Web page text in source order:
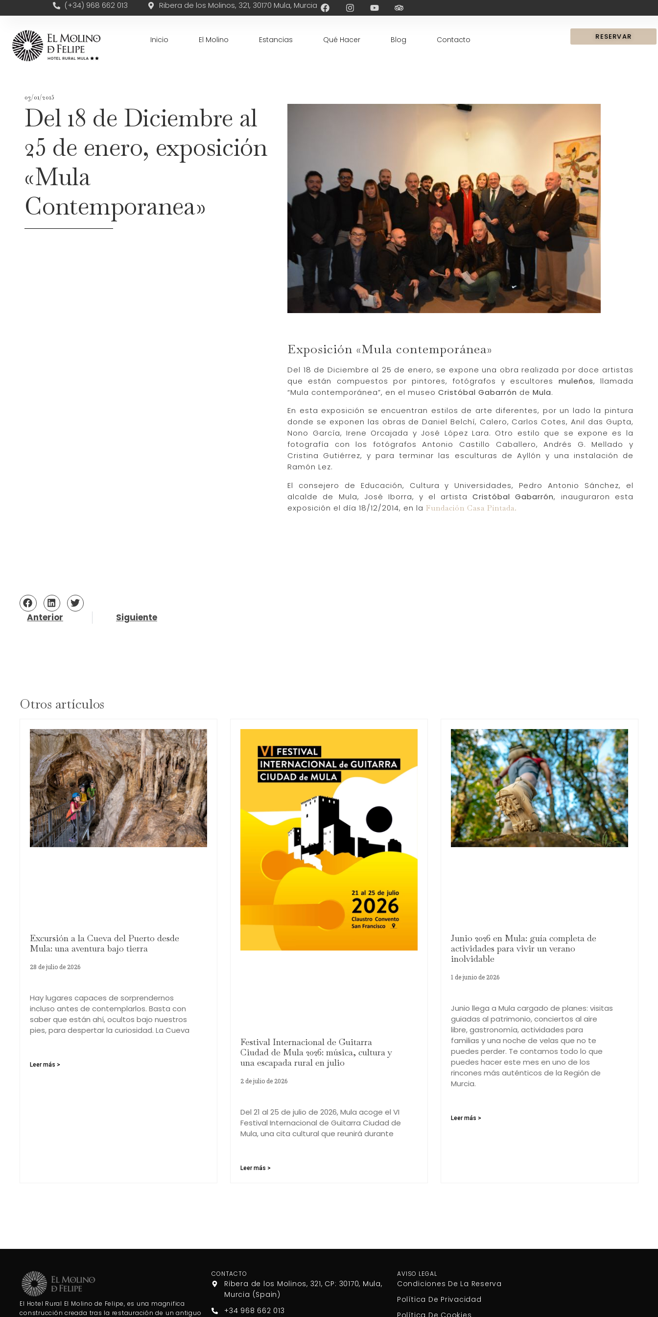
(+34) 968 662 013 Ribera de los Molinos, 321, 30170 Mula, Murcia
Inicio El Molino Estancias Qué Hacer Blog Contacto RESERVAR
03/01/2015
Del 18 de Diciembre al
25 de enero, exposición
«Mula
Contemporanea»
Exposición «Mula contemporánea»
Del 18 de Diciembre al 25 de enero, se expone una obra realizada por doce artistas
que están compuestos por pintores, fotógrafos y escultores muleños, llamada
“Mula contemporánea”, en el museoCristóbal Gabarrón deMula.
En esta exposición se encuentran estilos de arte diferentes, por un lado la pintura
donde se exponen las obras de Daniel Belchí, Calero, Carlos Cotes, Anil das Gupta,
Nono García, Irene Orcajada y José López Lara. Otro estilo que se expone es la
fotografía con los fotógrafos Antonio Castillo Caballero, Andrés G. Mellado y
Cristina Gutiérrez, y para terminar las esculturas de Ayllón y una instalación de
Ramón Lez.
El consejero de Educación, Cultura y Universidades, Pedro Antonio Sánchez, el
alcalde de Mula, José Iborra, y el artistaCristóbal Gabarrón, inauguraron esta
exposición el día 18/12/2014, en la Fundación Casa Pintada.
Anterior Siguiente
Otros artículos
Excursión a la Cueva del Puerto desde
Mula: una aventura bajo tierra
28 de julio de 2026
Hay lugares capaces de sorprendernos
incluso antes de contemplarlos. Basta con
saber que están ahí, ocultos bajo nuestros
pies, para despertar la curiosidad. La Cueva
Leer más >
Festival Internacional de Guitarra
Ciudad de Mula 2026: música, cultura y
una escapada rural en julio
2 de julio de 2026
Del 21 al 25 de julio de 2026, Mula acoge el VI
Festival Internacional de Guitarra Ciudad de
Mula, una cita cultural que reunirá durante
Leer más >
Junio 2026 en Mula: guía completa de
actividades para vivir un verano
inolvidable
1 de junio de 2026
Junio llega a Mula cargado de planes: visitas
guiadas al patrimonio, conciertos al aire
libre, gastronomía, actividades para
familias y una noche de velas que no te
puedes perder. Te contamos todo lo que
puedes hacer este mes en uno de los
rincones más auténticos de la Región de
Murcia.
Leer más >
El Hotel Rural El Molino de Felipe, es una magnifica
construcción creada tras la restauración de un antiguo
CONTACTO
Ribera de los Molinos, 321, CP: 30170, Mula,
Murcia (Spain)
+34 968 662 013
AVISO LEGAL
Condiciones De La Reserva
Política De Privacidad
Política De Cookies